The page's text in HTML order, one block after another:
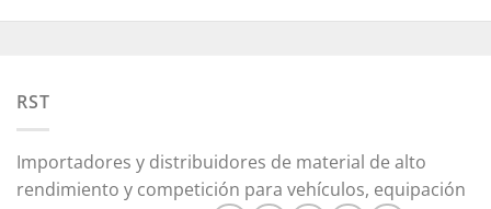
RST
Importadores y distribuidores de material de alto
rendimiento y competición para vehículos, equipación